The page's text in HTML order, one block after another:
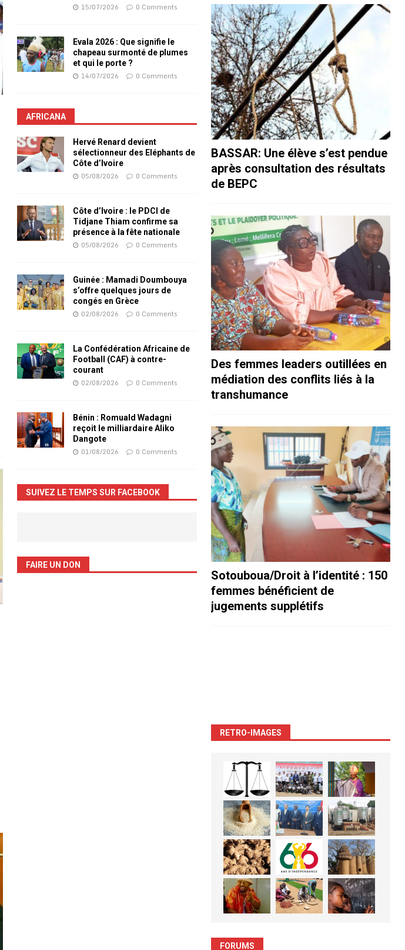
15/07/2026 0 Comments
Evala 2026 : Que signifie le
chapeau surmonté de plumes
et qui le porte ?
14/07/2026 0 Comments
AFRICANA
Hervé Renard devient
sélectionneur des Eléphants de
Côte d’Ivoire
05/08/2026 0 Comments
Côte d’Ivoire : le PDCI de
Tidjane Thiam confirme sa
présence à la fête nationale
05/08/2026 0 Comments
Guinée : Mamadi Doumbouya
s’offre quelques jours de
congés en Grèce
02/08/2026 0 Comments
La Confédération Africaine de
Football (CAF) à contre-
courant
02/08/2026 0 Comments
Bénin : Romuald Wadagni
reçoit le milliardaire Aliko
Dangote
01/08/2026 0 Comments
SUIVEZ LE TEMPS SUR FACEBOOK
FAIRE UN DON
BASSAR: Une élève s’est pendue
après consultation des résultats
de BEPC
Des femmes leaders outillées en
médiation des conflits liés à la
transhumance
Sotouboua/Droit à l’identité : 150
femmes bénéficient de
jugements supplétifs
RETRO-IMAGES
FORUMS